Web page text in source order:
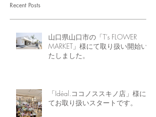
Recent Posts
山口県山口市の「T’s FLOWER
MARKET」様にて取り扱い開始い
たしました。
「Idéal.ココノススキノ店」様に
てお取り扱いスタートです。